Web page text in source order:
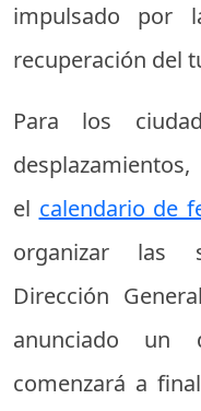
impulsado por
recuperación del
Para los
el calendario de
organizar las
Dirección
anunciado un
comenzará a